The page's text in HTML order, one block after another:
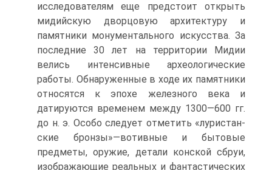
исследователям еще предстоит открыть
мидийскую дворцовую архитектуру и
памятники монументального искусства. За
последние 30 лет на территории Мидии
велись интенсивные археологические
работы. Обнаруженные в ходе их памятники
относятся к эпохе железного века и
датируются временем между 1300—600 гг.
до н. э. Особо следует отметить «луристан-
ские бронзы»—вотивные и бытовые
предметы, оружие, детали конской сбруи,
изображающие реальных и фантастических